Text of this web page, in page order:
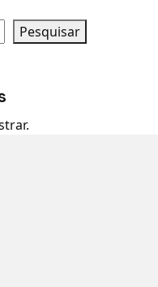
Pesquisar